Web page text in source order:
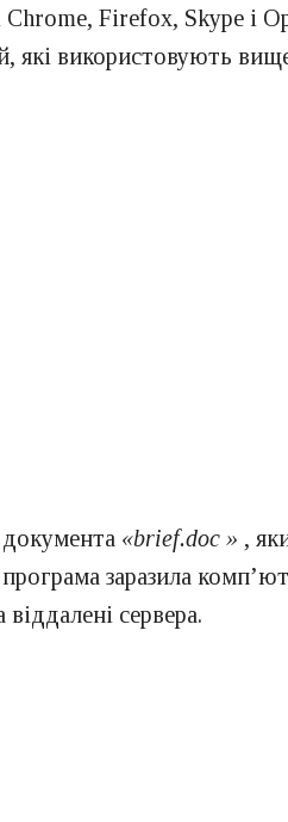
Firefox, Skype і
використовують
документа «brief.doc » ,
заразила
сервера.